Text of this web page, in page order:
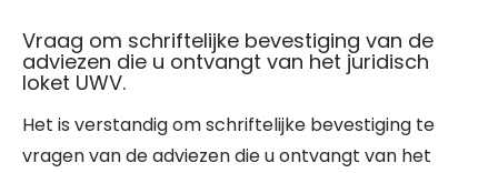
Vraag om schriftelijke bevestiging van de
adviezen die u ontvangt van het juridisch
loket UWV.
Het is verstandig om schriftelijke bevestiging te
vragen van de adviezen die u ontvangt van het